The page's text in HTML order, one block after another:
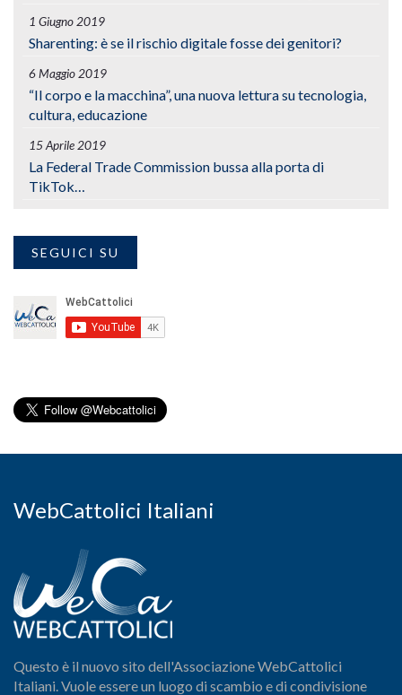
1 Giugno 2019
Sharenting: è se il rischio digitale fosse dei genitori?
6 Maggio 2019
“Il corpo e la macchina”, una nuova lettura su tecnologia,
cultura, educazione
15 Aprile 2019
La Federal Trade Commission bussa alla porta di
TikTok…
SEGUICI SU
WebCattolici Italiani
Questo è il nuovo sito dell'Associazione WebCattolici
Italiani. Vuole essere un luogo di scambio e di condivisione